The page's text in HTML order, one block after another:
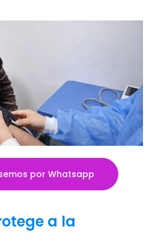
por Whatsapp
a la